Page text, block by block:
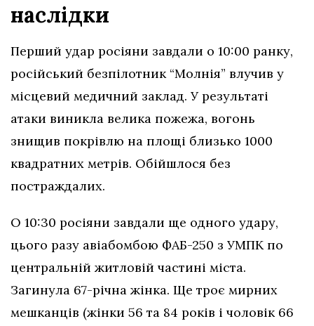
наслідки
Перший удар росіяни завдали о 10:00 ранку,
російський безпілотник “Молнія” влучив у
місцевий медичний заклад. У результаті
атаки виникла велика пожежа, вогонь
знищив покрівлю на площі близько 1000
квадратних метрів. Обійшлося без
постраждалих.
О 10:30 росіяни завдали ще одного удару,
цього разу авіабомбою ФАБ-250 з УМПК по
центральній житловій частині міста.
Загинула 67-річна жінка. Ще троє мирних
мешканців (жінки 56 та 84 років і чоловік 66